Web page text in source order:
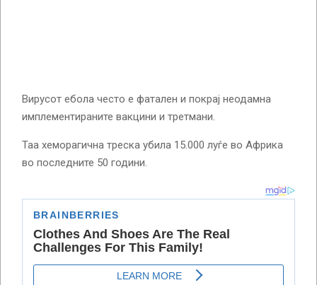
Вирусот ебола често е фатален и покрај неодамна
имплементираните вакцини и третмани.
Таа хеморагична треска убила 15.000 луѓе во Африка
во последните 50 години.